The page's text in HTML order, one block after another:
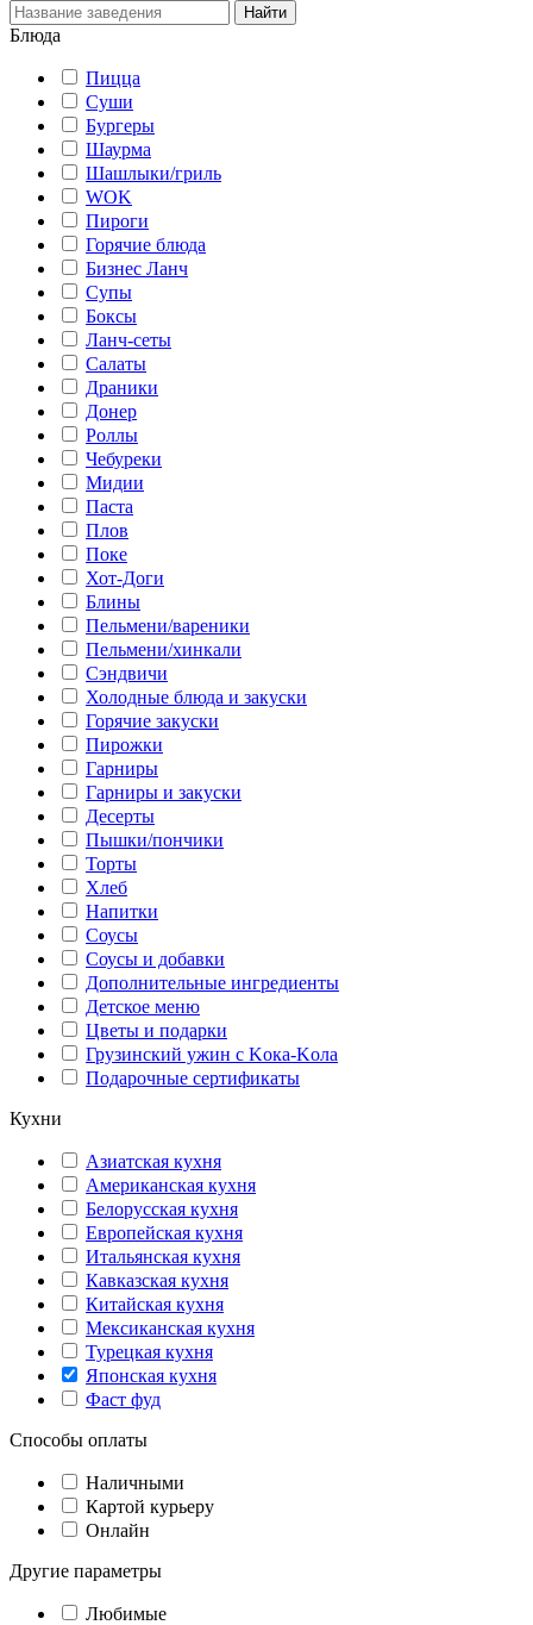
Блюда
Пицца
Суши
Бургеры
Шаурма
Шашлыки/гриль
WOK
Пироги
Горячие блюда
Бизнес Ланч
Супы
Боксы
Ланч-сеты
Салаты
Драники
Донер
Роллы
Чебуреки
Мидии
Паста
Плов
Поке
Хот-Доги
Блины
Пельмени/вареники
Пельмени/хинкали
Сэндвичи
Холодные блюда и закуски
Горячие закуски
Пирожки
Гарниры
Гарниры и закуски
Десерты
Пышки/пончики
Торты
Хлеб
Напитки
Соусы
Соусы и добавки
Дополнительные ингредиенты
Детское меню
Цветы и подарки
Грузинский ужин с Kока-Kола
Подарочные сертификаты
Кухни
Азиатская кухня
Американская кухня
Белорусская кухня
Европейская кухня
Итальянская кухня
Кавказская кухня
Китайская кухня
Мексиканская кухня
Турецкая кухня
Японская кухня
Фаст фуд
Способы оплаты
Наличными
Картой курьеру
Онлайн
Другие параметры
Любимые